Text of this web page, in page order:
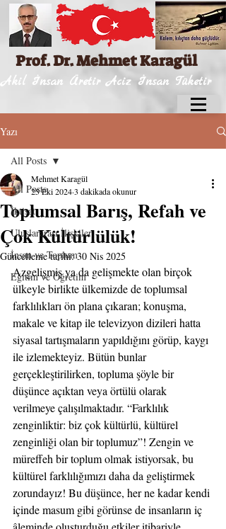
Prof. Dr. Mehmet Karagül
Akil İnsan Üretir Aciz İnsan Tüketir
Yazı
All Posts
İktisat
Uluslararası İlişkiler
İnsan ve Toplum
Eğitim ve Öğretim
All Posts
Toplumsal Barış, Refah ve
Çok Kültürlülük!
Mehmet Karagül
25 Eki 20243 dakikada okunur
Güncelleme tarihi:30 Nis 2025
Azgelişmiş ya da gelişmekte olan birçok
ülkeyle birlikte ülkemizde de toplumsal
farklılıkları ön plana çıkaran; konuşma,
makale ve kitap ile televizyon dizileri hatta
siyasal tartışmaların yapıldığını görüp, kaygı
ile izlemekteyiz. Bütün bunlar
gerçekleştirilirken, topluma şöyle bir
düşünce açıktan veya örtülü olarak
verilmeye çalışılmaktadır. “Farklılık
zenginliktir: biz çok kültürlü, kültürel
zenginliği olan bir toplumuz”! Zengin ve
müreffeh bir toplum olmak istiyorsak, bu
kültürel farklılığımızı daha da geliştirmek
zorundayız! Bu düşünce, her ne kadar kendi
içinde masum gibi görünse de insanların iç